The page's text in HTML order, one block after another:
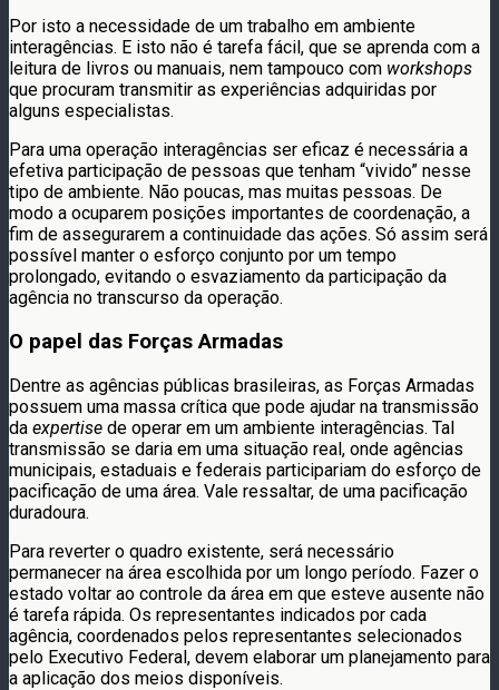
Por isto a necessidade de um trabalho em ambiente
interagências. E isto não é tarefa fácil, que se aprenda com a
leitura de livros ou manuais, nem tampouco com workshops
que procuram transmitir as experiências adquiridas por
alguns especialistas.
Para uma operação interagências ser eficaz é necessária a
efetiva participação de pessoas que tenham “vivido” nesse
tipo de ambiente. Não poucas, mas muitas pessoas. De
modo a ocuparem posições importantes de coordenação, a
fim de assegurarem a continuidade das ações. Só assim será
possível manter o esforço conjunto por um tempo
prolongado, evitando o esvaziamento da participação da
agência no transcurso da operação.
O papel das Forças Armadas
Dentre as agências públicas brasileiras, as Forças Armadas
possuem uma massa crítica que pode ajudar na transmissão
da expertise de operar em um ambiente interagências. Tal
transmissão se daria em uma situação real, onde agências
municipais, estaduais e federais participariam do esforço de
pacificação de uma área. Vale ressaltar, de uma pacificação
duradoura.
Para reverter o quadro existente, será necessário
permanecer na área escolhida por um longo período. Fazer o
estado voltar ao controle da área em que esteve ausente não
é tarefa rápida. Os representantes indicados por cada
agência, coordenados pelos representantes selecionados
pelo Executivo Federal, devem elaborar um planejamento para
a aplicação dos meios disponíveis.